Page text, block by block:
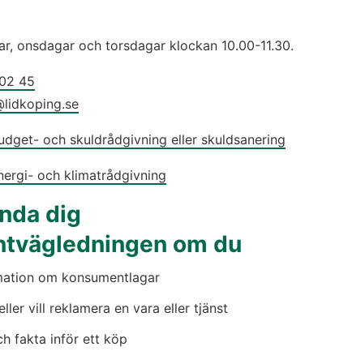
onsdagar och torsdagar klockan 10.00-11.30.
45
och skuldrådgivning eller skuldsanering
och klimatrådgivning
dig
om du
om konsumentlagar
vill reklamera en vara eller tjänst
fakta inför ett köp